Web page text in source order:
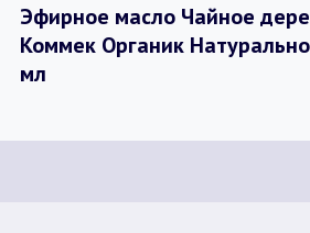
Эфирное масло Чайное
Коммек Органик
мл